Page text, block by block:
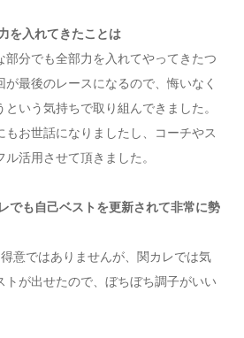
を入れてきたことは
部分でも全部力を入れてやってきたつ
が最後のレースになるので、悔いなく
いう気持ちで取り組んできました。
もお世話になりましたし、コーチやス
活用させて頂きました。
でも自己ベストを更新されて非常に勢
意ではありませんが、関カレでは気
トが出せたので、ぼちぼち調子がいい